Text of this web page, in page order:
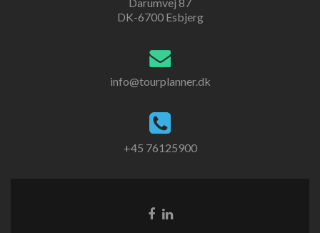
Darumvej 87
DK-6700 Esbjerg
info@tourplanner.dk
+45 76125900
Facebook-
Linkedin-